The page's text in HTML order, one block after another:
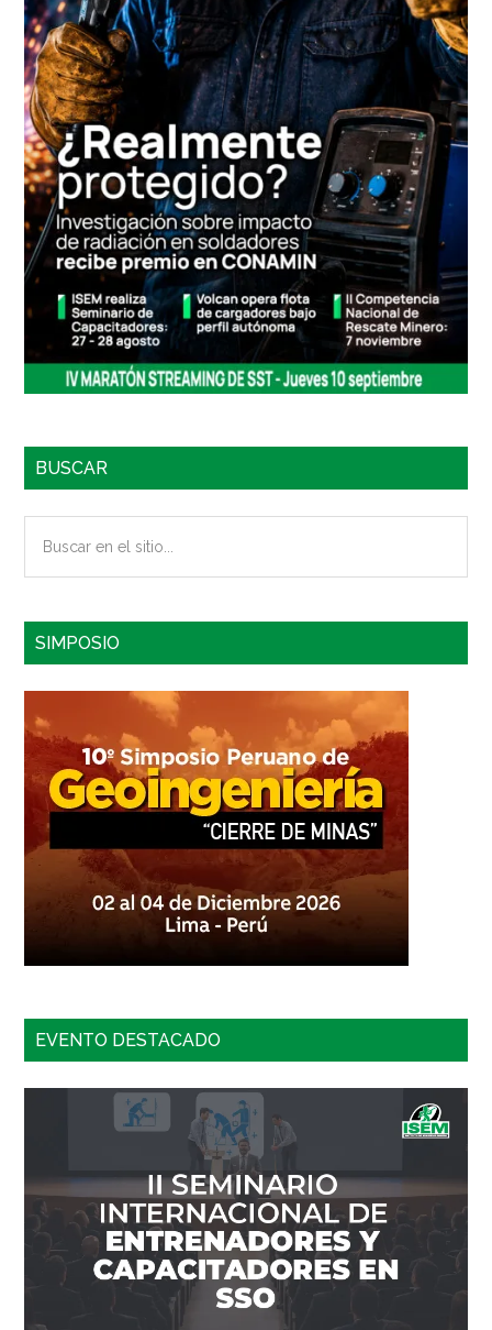
BUSCAR
SIMPOSIO
EVENTO DESTACADO